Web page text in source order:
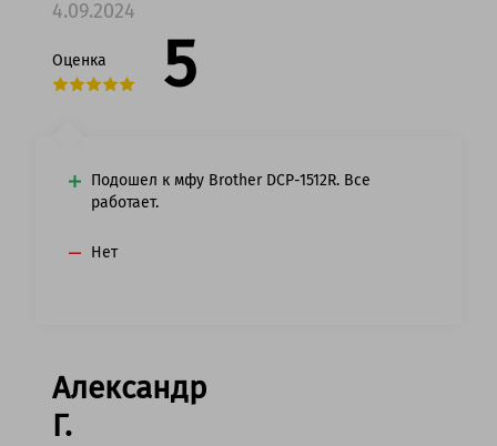
4.09.2024
Оценка 5
Подошел к мфу Brother DCP-1512R. Все
работает.
Нет
Александр
Г.